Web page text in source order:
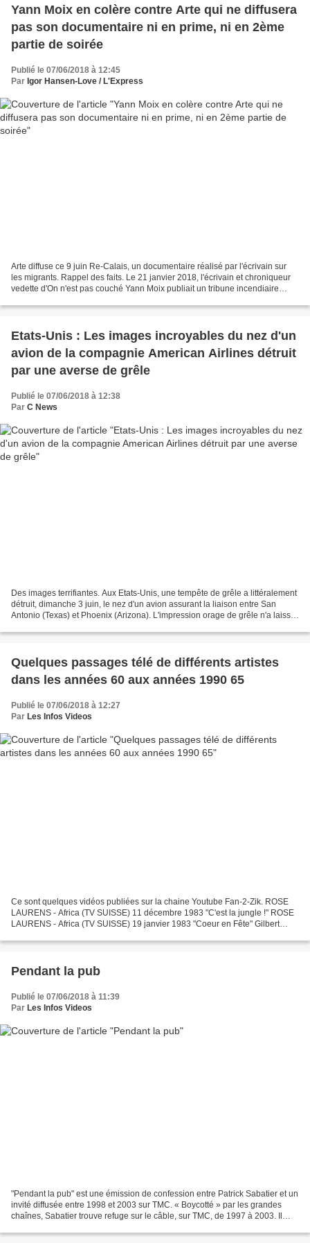
Yann Moix en colère contre Arte qui ne diffusera
pas son documentaire ni en prime, ni en 2ème
partie de soirée
Publié le 07/06/2018 à 12:45
Par Igor Hansen-Love / L'Express
Arte diffuse ce 9 juin Re-Calais, un documentaire réalisé par l'écrivain sur
les migrants. Rappel des faits. Le 21 janvier 2018, l'écrivain et chroniqueur
vedette d'On n'est pas couché Yann Moix publiait un tribune incendiaire
Etats-Unis : Les images incroyables du nez d'un
avion de la compagnie American Airlines détruit
par une averse de grêle
Publié le 07/06/2018 à 12:38
Par C News
Des images terrifiantes. Aux Etats-Unis, une tempête de grêle a littéralement
détruit, dimanche 3 juin, le nez d'un avion assurant la liaison entre San
Antonio (Texas) et Phoenix (Arizona). L'impression orage de grêle n'a laissé
Quelques passages télé de différents artistes
dans les années 60 aux années 1990 65
Publié le 07/06/2018 à 12:27
Par Les Infos Videos
Ce sont quelques vidéos publiées sur la chaine Youtube Fan-2-Zik. ROSE
LAURENS - Africa (TV SUISSE) 11 décembre 1983 "C'est la jungle !" ROSE
LAURENS - Africa (TV SUISSE) 19 janvier 1983 "Coeur en Fête" Gilbert
Pendant la pub
Publié le 07/06/2018 à 11:39
Par Les Infos Videos
"Pendant la pub" est une émission de confession entre Patrick Sabatier et un
invité diffusée entre 1998 et 2003 sur TMC. « Boycotté » par les grandes
chaînes, Sabatier trouve refuge sur le câble, sur TMC, de 1997 à 2003. Il